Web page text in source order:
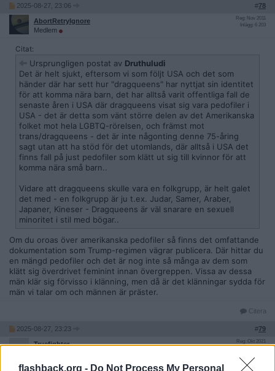
flashback.org - Do Not Process My Personal
2025-08-27, 23:06 #78
AbortRetryIgnore
Medlem
Reg: Nov 2011
Inlägg: 6 203
Citat:
Ursprungligen postat av Druthuludi
Det är helt sjukt, eftersom vi som följt USA och det som
händer där har sett hur "dragqueens" har nyttjat sin identitet
för att komma nära barn, det har alltså varit offentliga fall de
senaste åren i USA där dragqueens visat sig vara pedofiler i
USA - det är detta som vänt större delen av det Amerikanska
folket mot hela LGBTQ-rörelsen, och främst mot
trans/dragqueens - det är inte någonting denne 75-åring
sagt utan att ha stöd för det utomlands, där alltså i USA det
finns fall på just pedofiler som klätt ut sig till kvinnor för att
komma nära små barn..
Vidare att dragqueens skulle vara en folkgrupp, är helt galet
det med - en folkgrupp är ju t.ex. Judar, Samer, Araber,
Japaner, Kineser - Dragqueens är väl snarare en sexuell
minoritet i stil med bögar..
Om du oroas över amerikanska pedofiler så finns det omfattande
dokumentation som Trump-regimen vägrar publicera. Där hittar du
en mängd pedofiler och det är nog inte så många av dem som
klätt sig överdrivet feminint innan övergreppen. Vissa av dessa
män klär sig förvisso i klänning, men då är det klänningar sydda för
män vi talar om och männen är präster.
Citera
2025-08-27, 23:23 #79
Truefighter
Reg: Okt 2021